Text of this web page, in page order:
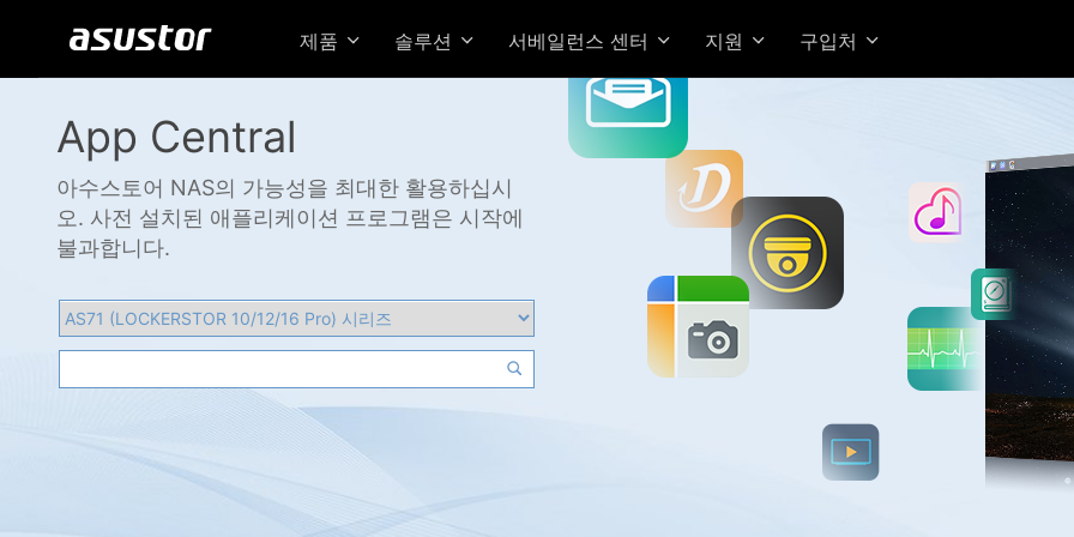
제품 솔루션 서베일런스 센터 지원 구입처
App Central
아수스토어 NAS의 가능성을 최대한 활용하십시
오. 사전 설치된 애플리케이션 프로그램은 시작에
불과합니다.